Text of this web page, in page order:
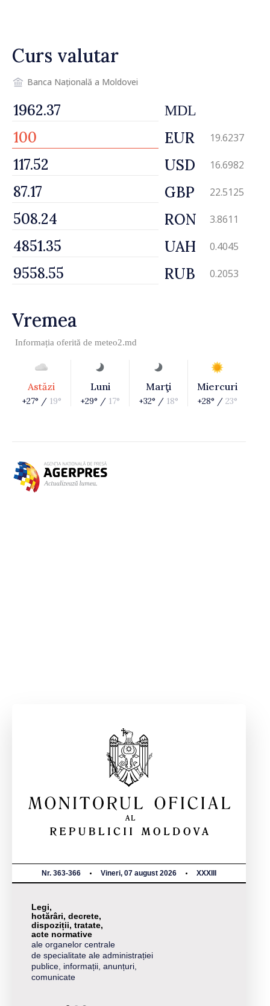
Curs valutar
Banca Națională a Moldovei
MDL
EUR 19.6237
USD 16.6982
GBP 22.5125
RON 3.8611
UAH 0.4045
RUB 0.2053
Vremea
Informația oferită de meteo2.md
Astăzi
+27° / 19°
Luni
+29° / 17°
Marţi
+32° / 18°
Miercuri
+28° / 23°
Nr. 363-366 Vineri, 07 august 2026 XXXIII
Legi,
hotărâri, decrete,
dispoziții, tratate,
acte normative
ale organelor centrale
de specialitate ale administrației
publice, informații, anunțuri,
comunicate